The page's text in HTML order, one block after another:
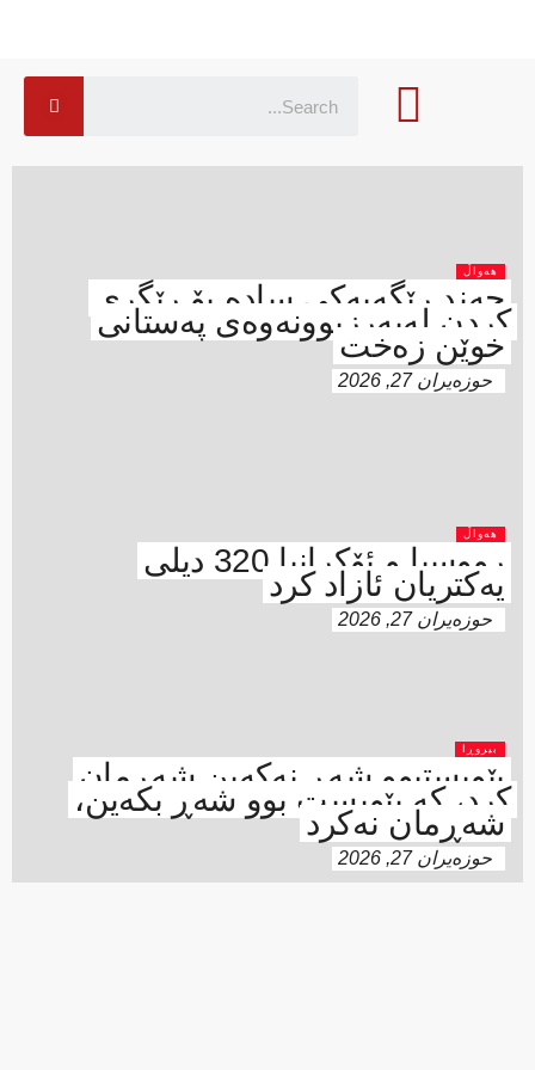
هەواڵ
جەند رێگەیەكی سادە بۆ رێگری
كردن لەبەرزبوونەوەی پەستانی
خوێن زەخت
حوزه‌یران 27, 2026
هەواڵ
رووسیا و ئۆکرانیا 320 دیلی
یەکتریان ئازاد کرد
حوزه‌یران 27, 2026
بیروڕا
پێویستبوو شەڕ نەكەین شەڕمان
كرد، كە پێویست بوو شەڕ بكەین،
شەڕمان نەكرد
حوزه‌یران 27, 2026